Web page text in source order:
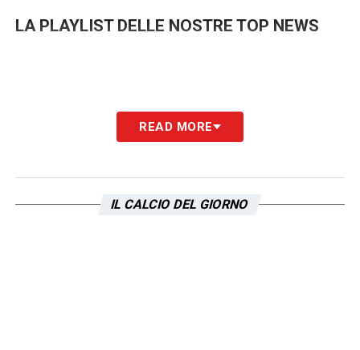
LA PLAYLIST DELLE NOSTRE TOP NEWS
READ MORE
IL CALCIO DEL GIORNO